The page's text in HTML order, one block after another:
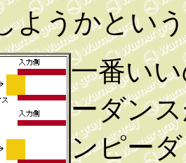
ようかとい
一番い
ーダン
ンピー